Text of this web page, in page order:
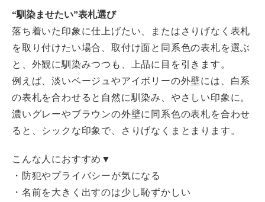
“馴染ませたい”表札選び
落ち着いた印象に仕上げたい、またはさりげなく表札
を取り付けたい場合、取付け面と同系色の表札を選ぶ
と、外観に馴染みつつも、上品に目を引きます。
例えば、淡いベージュやアイボリーの外壁には、白系
の表札を合わせると自然に馴染み、やさしい印象に。
濃いグレーやブラウンの外壁に同系色の表札を合わせ
ると、シックな印象で、さりげなくまとまります。
こんな人におすすめ▼
・防犯やプライバシーが気になる
・名前を大きく出すのは少し恥ずかしい